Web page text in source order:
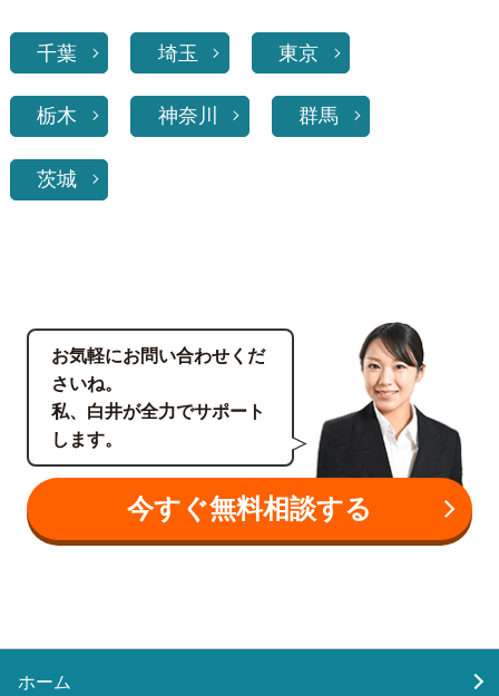
千葉 埼玉 東京
栃木 神奈川 群馬
茨城
お気軽にお問い合わせくだ
さいね。
私、白井が全力でサポート
します。
今すぐ無料相談する
ホーム